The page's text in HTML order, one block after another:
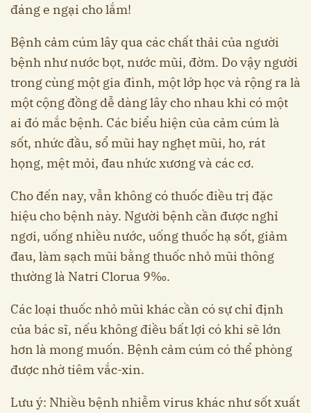
đáng e ngại cho lắm!
Bệnh cảm cúm lây qua các chất thải của người
bệnh như nước bọt, nước mũi, đờm. Do vậy người
trong cùng một gia đình, một lớp học và rộng ra là
một cộng đồng dễ dàng lây cho nhau khi có một
ai đó mắc bệnh. Các biểu hiện của cảm cúm là
sốt, nhức đầu, sổ mũi hay nghẹt mũi, ho, rát
họng, mệt mỏi, đau nhức xương và các cơ.
Cho đến nay, vẫn không có thuốc điều trị đặc
hiệu cho bệnh này. Người bệnh cần được nghỉ
ngơi, uống nhiều nước, uống thuốc hạ sốt, giảm
đau, làm sạch mũi bằng thuốc nhỏ mũi thông
thường là Natri Clorua 9‰.
Các loại thuốc nhỏ mũi khác cần có sự chỉ định
của bác sĩ, nếu không điều bất lợi có khi sẽ lớn
hơn là mong muốn. Bệnh cảm cúm có thể phòng
được nhờ tiêm vắc-xin.
Lưu ý: Nhiều bệnh nhiễm virus khác như sốt xuất